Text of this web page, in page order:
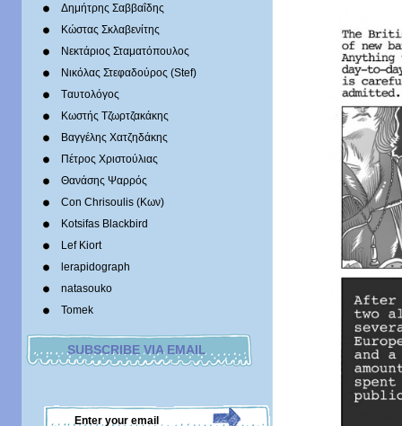
Δημήτρης Σαββαΐδης
Κώστας Σκλαβενίτης
Νεκτάριος Σταματόπουλος
Νικόλας Στεφαδούρος (Stef)
Tαυτολόγος
Κωστής Τζωρτζακάκης
Βαγγέλης Χατζηδάκης
Πέτρος Χριστούλιας
Θανάσης Ψαρρός
Con Chrisoulis (Κων)
Kotsifas Blackbird
Lef Kiort
lerapidograph
natasouko
Tomek
SUBSCRIBE VIA EMAIL